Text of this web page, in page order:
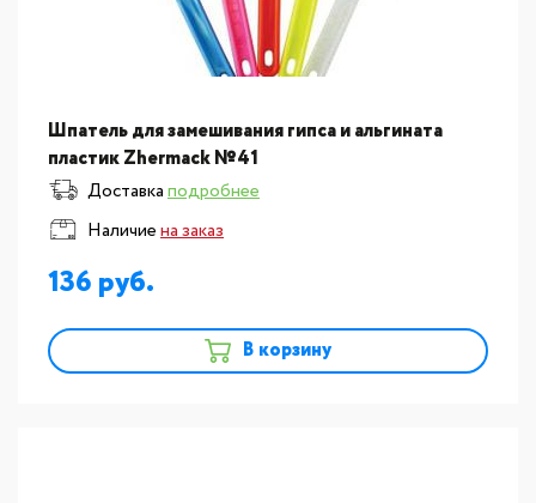
Шпатель для замешивания гипса и альгината
пластик Zhermack №41
Доставкаподробнее
Наличиена заказ
136
В корзину